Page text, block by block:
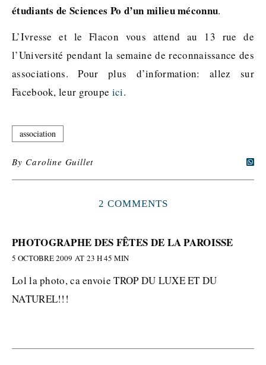
étudiants de Sciences Po d’un milieu méconnu.
L’Ivresse et le Flacon vous attend au 13 rue de
l’Université pendant la semaine de reconnaissance des
associations. Pour plus d’information: allez sur
Facebook, leur groupe ici.
association
By Caroline Guillet
2 COMMENTS
PHOTOGRAPHE DES FÊTES DE LA PAROISSE
5 OCTOBRE 2009 AT 23 H 45 MIN
Lol la photo, ca envoie TROP DU LUXE ET DU
NATUREL!!!